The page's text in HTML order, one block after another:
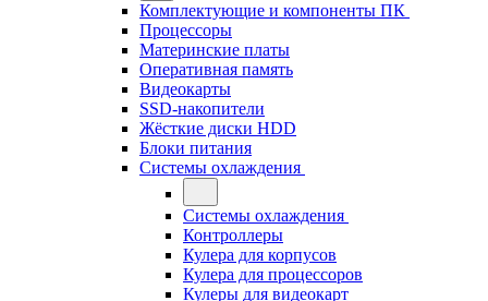
Комплектующие и компоненты ПК
Процессоры
Материнские платы
Оперативная память
Видеокарты
SSD-накопители
Жёсткие диски HDD
Блоки питания
Системы охлаждения
Системы охлаждения
Контроллеры
Кулера для корпусов
Кулера для процессоров
Кулеры для видеокарт